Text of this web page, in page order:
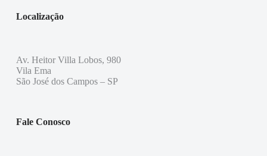
Localização
Av. Heitor Villa Lobos, 980
Vila Ema
São José dos Campos – SP
Fale Conosco